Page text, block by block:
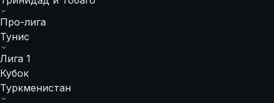
Про-лига
Тунис
Лига 1
Кубок
Туркменистан